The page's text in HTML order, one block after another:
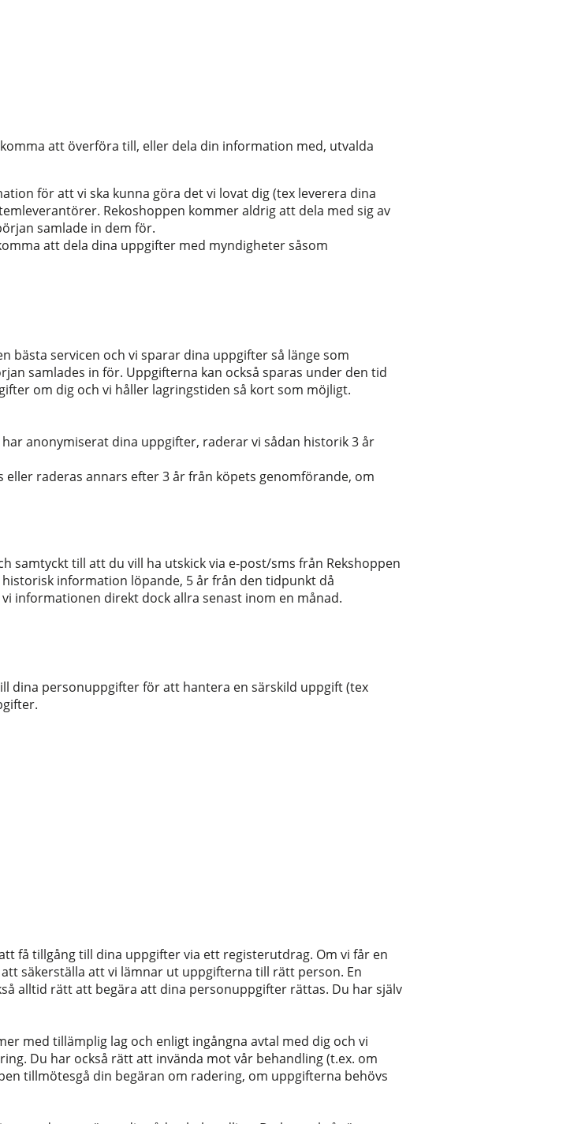
att överföra till, eller dela din information med, utvalda
för att vi ska kunna göra det vi lovat dig (tex leverera dina
Rekoshoppen kommer aldrig att dela med sig av
samlade in dem för.
att dela dina uppgifter med myndigheter såsom
bästa servicen och vi sparar dina uppgifter så länge som
samlades in för. Uppgifterna kan också sparas under den tid
om dig och vi håller lagringstiden så kort som möjligt.
anonymiserat dina uppgifter, raderar vi sådan historik 3 år
raderas annars efter 3 år från köpets genomförande, om
samtyckt till att du vill ha utskick via e-post/sms från Rekshoppen
information löpande, 5 år från den tidpunkt då
informationen direkt dock allra senast inom en månad.
dina personuppgifter för att hantera en särskild uppgift (tex
få tillgång till dina uppgifter via ett registerutdrag. Om vi får en
säkerställa att vi lämnar ut uppgifterna till rätt person. En
alltid rätt att begära att dina personuppgifter rättas. Du har själv
med tillämplig lag och enligt ingångna avtal med dig och vi
Du har också rätt att invända mot vår behandling (t.ex. om
tillmötesgå din begäran om radering, om uppgifterna behövs